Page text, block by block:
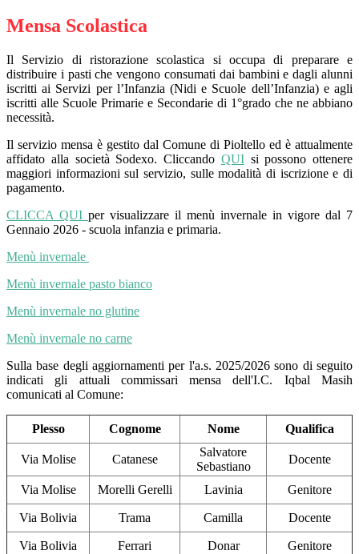
Mensa Scolastica
Il Servizio di ristorazione scolastica si occupa di preparare e
distribuire i pasti che vengono consumati dai bambini e dagli alunni
iscritti ai Servizi per l’Infanzia (Nidi e Scuole dell’Infanzia) e agli
iscritti alle Scuole Primarie e Secondarie di 1°grado che ne abbiano
necessità.
Il servizio mensa è gestito dal Comune di Pioltello ed è attualmente
affidato alla società Sodexo. Cliccando QUIsi possono ottenere
maggiori informazioni sul servizio, sulle modalità di iscrizione e di
pagamento.
CLICCA QUI per visualizzare il menù invernale in vigore dal 7
Gennaio 2026 - scuola infanzia e primaria.
Menù invernale
Menù invernale pasto bianco
Menù invernale no glutine
Menù invernale no carne
Sulla base degli aggiornamenti per l'a.s. 2025/2026 sono di seguito
indicati gli attuali commissari mensa dell'I.C. Iqbal Masih
comunicati al Comune:
Plesso Cognome Nome Qualifica
Via Molise Catanese
Salvatore
Sebastiano
Docente
Via Molise Morelli Gerelli Lavinia Genitore
Via Bolivia Trama Camilla Docente
Via Bolivia Ferrari Donar
Genitore